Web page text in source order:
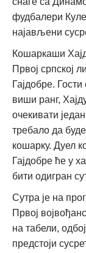
фудбалери
најављени
Кошаркаши
Првој српској
Гајдобре.
виши ранг,
очекивати
требало да
кошарку. Дуел
Гајдобре ће у
бити одигран
Сутра је на
Првој
на табели,
предстоји